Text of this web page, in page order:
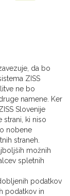
da bo
ZISS
ne bo
namene. Ker
Slovenije
ki niso
nobene
straneh.
možnih
spletnih
podatkov
podatkov in